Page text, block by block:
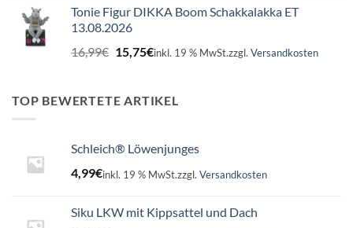
Tonie Figur DIKKA Boom Schakkalakka ET
13.08.2026
16,99€ Ursprünglicher
Preis
16,99€
15,75€Aktueller
15,75€.
inkl. 19 % MwSt.zzgl. Versandkosten
TOP BEWERTETE ARTIKEL
Schleich® Löwenjunges
4,99€inkl. 19 % MwSt.zzgl. Versandkosten
Siku LKW mit Kippsattel und Dach